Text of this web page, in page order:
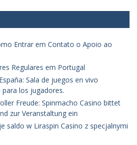
Entrar em Contato o Apoio ao
Regulares em Portugal
Sala de juegos en vivo
los jugadores.
Freude: Spinmacho Casino bittet
zur Veranstaltung ein
saldo w Liraspin Casino z specjalnymi